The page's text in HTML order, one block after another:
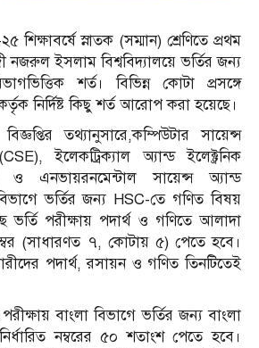
স্নাতক (সম্মান) শ্রেণিতে প্রথম
নজরুল ইসলাম বিশ্ববিদ্যালয়ে ভর্তির জন্য
শর্ত। বিভিন্ন কোটা প্রসঙ্গে
নির্দিষ্ট কিছু শর্ত আরোপ করা হয়েছে।
বিজ্ঞপ্তির তথ্যানুসারে,কম্পিউটার সায়েন্স
ইলেকট্রিক্যাল অ্যান্ড ইলেক্ট্রনিক
ও এনভায়রনমেন্টাল সায়েন্স অ্যান্ড
ভর্তির জন্য HSC-তে গণিত বিষয়
পরীক্ষায় পদার্থ ও গণিতে আলাদা
(সাধারণত ৭, কোটায় ৫) পেতে হবে।
পদার্থ, রসায়ন ও গণিত তিনটিতেই
বাংলা বিভাগে ভর্তির জন্য বাংলা
নম্বরের ৫০ শতাংশ পেতে হবে।